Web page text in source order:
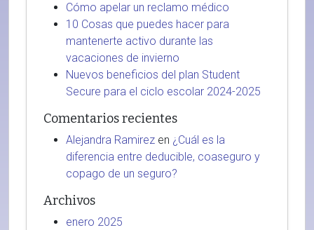
Cómo apelar un reclamo médico
10 Cosas que puedes hacer para
mantenerte activo durante las
vacaciones de invierno
Nuevos beneficios del plan Student
Secure para el ciclo escolar 2024-2025
Comentarios recientes
Alejandra Ramirez en ¿Cuál es la
diferencia entre deducible, coaseguro y
copago de un seguro?
Archivos
enero 2025